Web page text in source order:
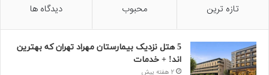
تازه ترین محبوب دیدگاه ها
5 هتل نزدیک بیمارستان مهراد تهران که بهترین‌
اند! + خدمات
2 هفته پیش